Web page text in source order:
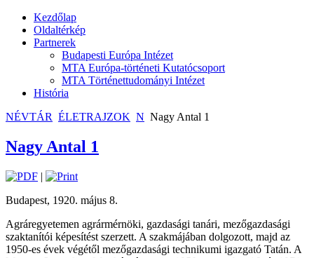
Kezdőlap
Oldaltérkép
Partnerek
Budapesti Európa Intézet
MTA Európa-történeti Kutatócsoport
MTA Történettudományi Intézet
História
NÉVTÁR ÉLETRAJZOK N Nagy Antal 1
Nagy Antal 1
|
Budapest, 1920. május 8.
Agráregyetemen agrármérnöki, gazdasági tanári, mezőgazdasági
szaktanítói képesítést szerzett. A szakmájában dolgozott, majd az
1950-es évek végétől mezőgazdasági technikumi igazgató Tatán. A